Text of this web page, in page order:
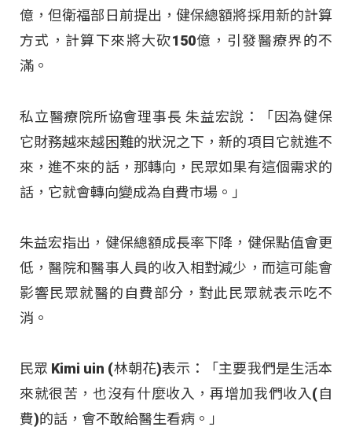
億，但衛福部日前提出，健保總額將採用新的計算
方式，計算下來將大砍150億，引發醫療界的不
滿。
私立醫療院所協會理事長 朱益宏說：「因為健保
它財務越來越困難的狀況之下，新的項目它就進不
來，進不來的話，那轉向，民眾如果有這個需求的
話，它就會轉向變成為自費市場。」
朱益宏指出，健保總額成長率下降，健保點值會更
低，醫院和醫事人員的收入相對減少，而這可能會
影響民眾就醫的自費部分，對此民眾就表示吃不
消。
民眾 Kimi uin (林朝花)表示：「主要我們是生活本
來就很苦，也沒有什麼收入，再增加我們收入(自
費)的話，會不敢給醫生看病。」